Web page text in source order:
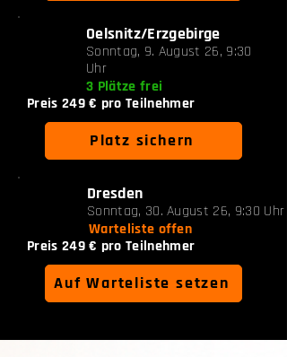
Oelsnitz/Erzgebirge
Sonntag, 9. August 26, 9:30
Uhr
3 Plätze frei
Preis 249 € pro Teilnehmer
Platz sichern
Dresden
Sonntag, 30. August 26, 9:30 Uhr
Warteliste offen
Preis 249 € pro Teilnehmer
Auf Warteliste setzen